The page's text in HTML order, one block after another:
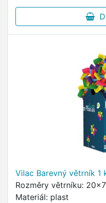
Vilac Barevný větrník 1
Rozměry větrníku:
Materiál: plast